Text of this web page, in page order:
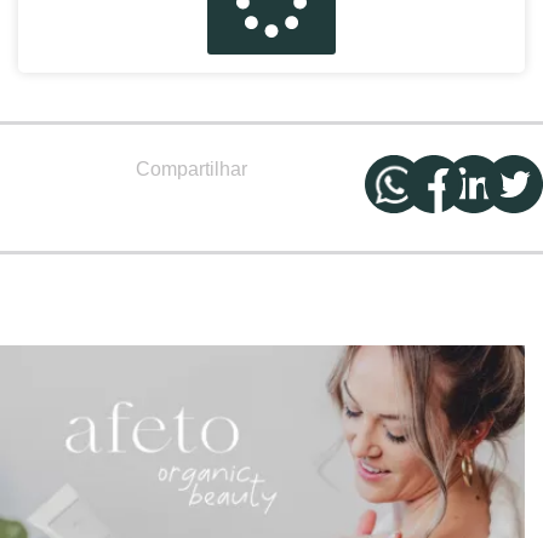
Compartilhar